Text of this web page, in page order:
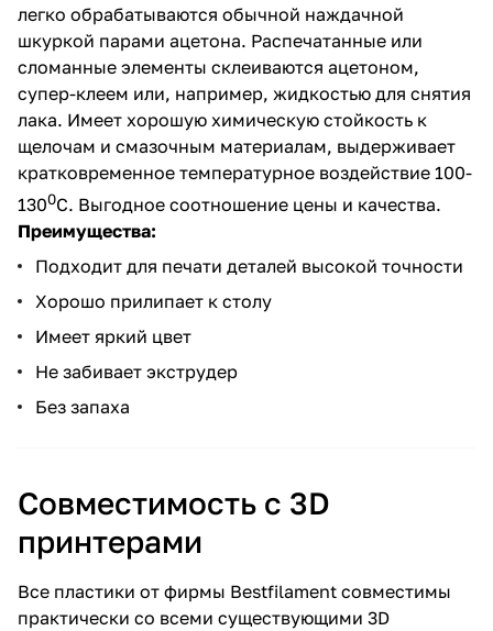
легко обрабатываются обычной наждачной
шкуркой парами ацетона. Распечатанные или
сломанные элементы склеиваются ацетоном,
супер-клеем или, например, жидкостью для снятия
лака. Имеет хорошую химическую стойкость к
щелочам и смазочным материалам, выдерживает
кратковременное температурное воздействие 100-
1300С. Выгодное соотношение цены и качества.
Преимущества:
Подходит для печати деталей высокой точности
Хорошо прилипает к столу
Имеет яркий цвет
Не забивает экструдер
Без запаха
Совместимость c 3D
принтерами
Все пластики от фирмы Bestfilament совместимы
практически со всеми существующими 3D